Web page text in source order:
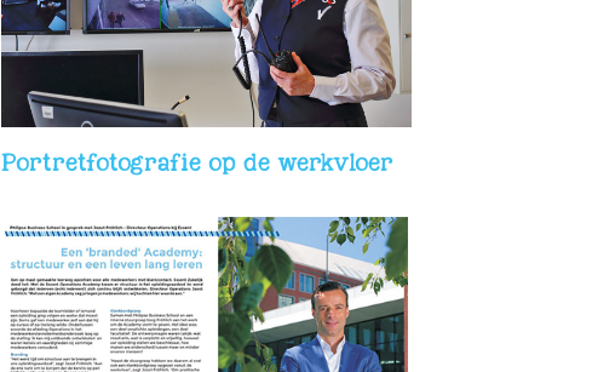
Portretfotografie op de werkvloer